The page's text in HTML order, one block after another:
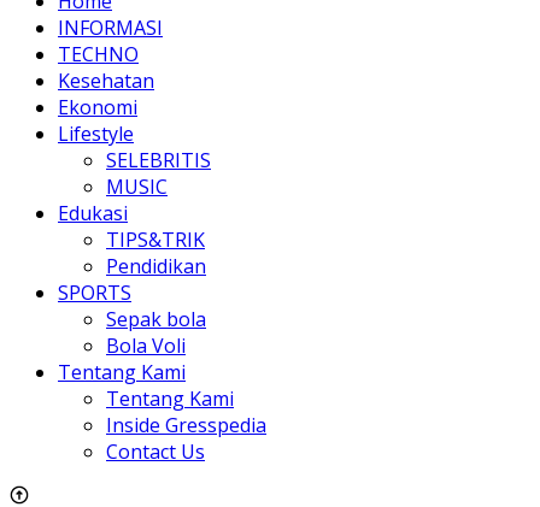
INFORMASI
TECHNO
Kesehatan
Ekonomi
Lifestyle
SELEBRITIS
MUSIC
Edukasi
TIPS&TRIK
Pendidikan
SPORTS
Sepak bola
Bola Voli
Tentang Kami
Tentang Kami
Inside Gresspedia
Contact Us